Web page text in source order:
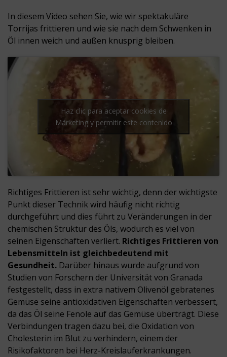
In diesem Video sehen Sie, wie wir spektakuläre
Torrijas frittieren und wie sie nach dem Schwenken in
Öl innen weich und außen knusprig bleiben.
Haz clic para aceptar cookies de
Märketing y permitir este contenido
Richtiges Frittieren ist sehr wichtig, denn der wichtigste
Punkt dieser Technik wird häufig nicht richtig
durchgeführt und dies führt zu Veränderungen in der
chemischen Struktur des Öls, wodurch es viel von
seinen Eigenschaften verliert. Richtiges Frittieren von
Lebensmitteln ist gleichbedeutend mit
Gesundheit. Darüber hinaus wurde aufgrund von
Studien von Forschern der Universität von Granada
festgestellt, dass in extra nativem Olivenöl gebratenes
Gemüse seine antioxidativen Eigenschaften verbessert,
da das Öl seine Fenole auf das Gemüse überträgt. Diese
Verbindungen tragen dazu bei, die Oxidation von
Cholesterin im Blut zu verhindern, einem der
Risikofaktoren bei Herz-Kreislauferkrankungen.